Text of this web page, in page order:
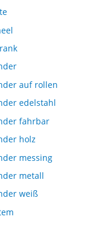
auf rollen
edelstahl
fahrbar
holz
messing
metall
weiß